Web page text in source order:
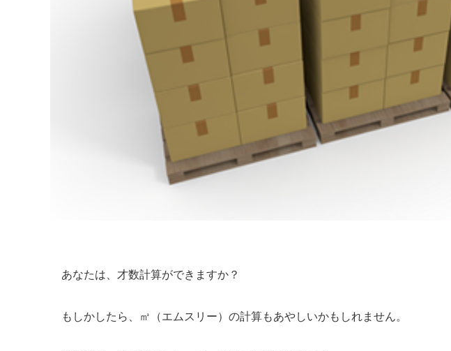
あなたは、才数計算ができますか？
もしかしたら、㎥（エムスリー）の計算もあやしいかもしれません。